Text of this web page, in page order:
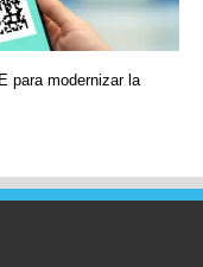
para modernizar la